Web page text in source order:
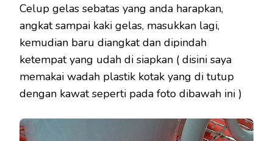
Celup gelas sebatas yang anda harapkan,
angkat sampai kaki gelas, masukkan lagi,
kemudian baru diangkat dan dipindah
ketempat yang udah di siapkan ( disini saya
memakai wadah plastik kotak yang di tutup
dengan kawat seperti pada foto dibawah ini )